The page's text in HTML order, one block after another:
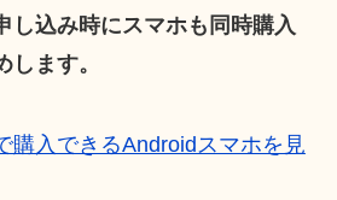
し込み時にスマホも同時購入
ます。
購入できるAndroidスマホを見